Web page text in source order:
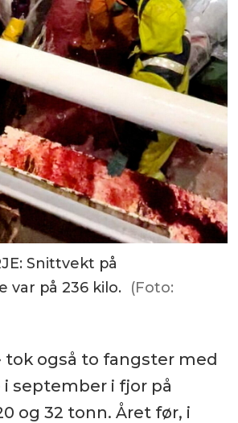
Snittvekt på
var på 236 kilo. (Foto:
tok også to fangster med
september i fjor på
og 32 tonn. Året før, i